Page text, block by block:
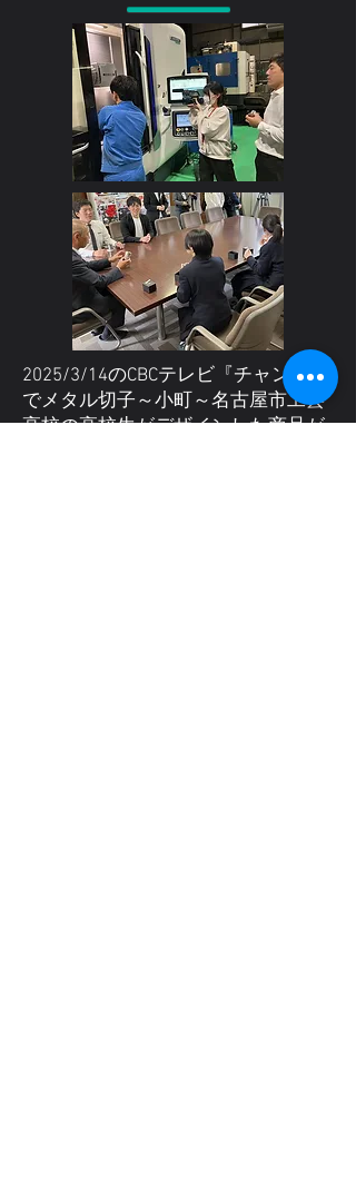
2025/3/14のCBCテレビ『チャント』
でメタル切子～小町～名古屋市工芸
高校の高校生がデザインした商品が